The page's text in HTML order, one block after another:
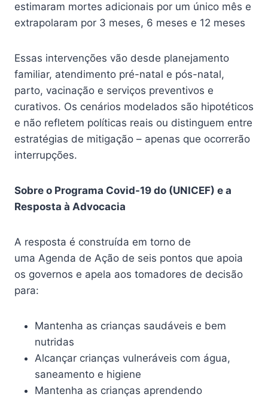
estimaram mortes adicionais por um único mês e
extrapolaram por 3 meses, 6 meses e 12 meses
Essas intervenções vão desde planejamento
familiar, atendimento pré-natal e pós-natal,
parto, vacinação e serviços preventivos e
curativos. Os cenários modelados são hipotéticos
e não refletem políticas reais ou distinguem entre
estratégias de mitigação – apenas que ocorrerão
interrupções.
Sobre o Programa Covid-19 do (UNICEF) e a
Resposta à Advocacia
A resposta é construída em torno de
uma Agenda de Ação de seis pontos que apoia
os governos e apela aos tomadores de decisão
para:
Mantenha as crianças saudáveis ​​e bem
nutridas
Alcançar crianças vulneráveis ​​com água,
saneamento e higiene
Mantenha as crianças aprendendo